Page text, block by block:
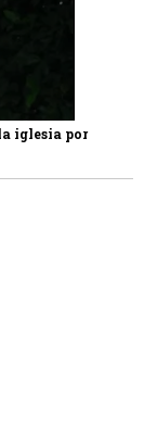
iglesia por